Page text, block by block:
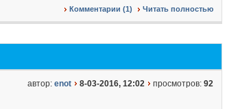
Комментарии (1) Читать полностью
автор: enot 8-03-2016, 12:02 просмотров: 92